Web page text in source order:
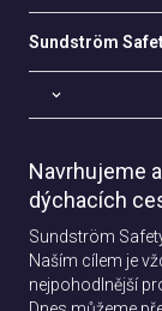
Sundström
Navrhujeme
dýchacích
Sundström
Naším cílem je
nejpohodlnější